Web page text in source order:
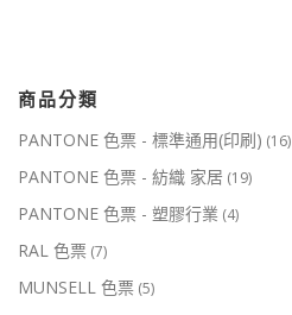
商品分類
PANTONE 色票 - 標準通用(印刷) (16)
PANTONE 色票 - 紡織 家居 (19)
PANTONE 色票 - 塑膠行業 (4)
RAL 色票 (7)
MUNSELL 色票 (5)